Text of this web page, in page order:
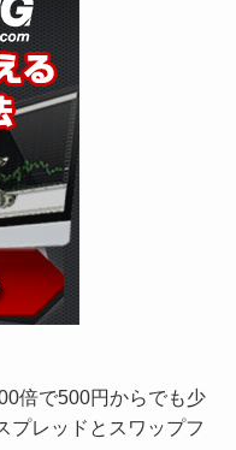
倍で500円からでも少
プレッドとスワップフ